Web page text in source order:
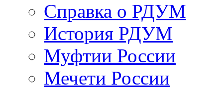
Справка о РДУМ
История РДУМ
Муфтии России
Мечети России